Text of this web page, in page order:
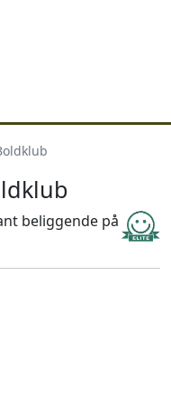
beliggende på